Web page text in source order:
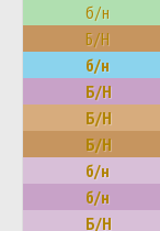
б/н
Б/Н
б/н
Б/Н
Б/Н
Б/Н
б/н
б/н
Б/Н